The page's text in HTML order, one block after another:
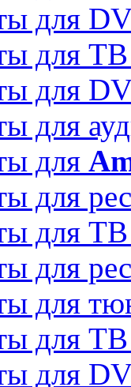
для
для ТВ
для
для
для
для
для ТВ
для
для
для ТВ
для